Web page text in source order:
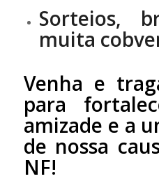
Sorteios,
muita
Venha e
para
amizade e a
de nossa
NF!